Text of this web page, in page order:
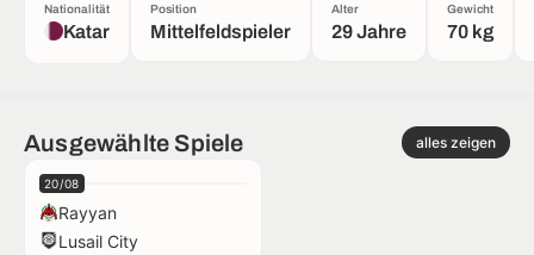
Nationalität
Katar
Position
Mittelfeldspieler
Alter
29 Jahre
Gewicht
70 kg
Ausgewählte Spiele alles zeigen
20/08
Rayyan
Lusail City